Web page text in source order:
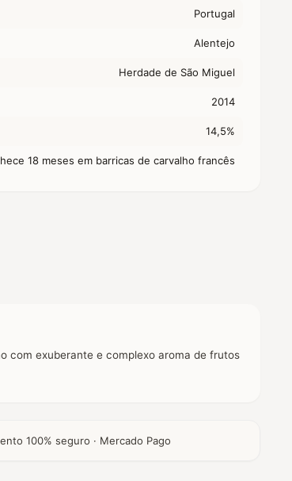
Portugal
Alentejo
Herdade de São Miguel
2014
14,5%
18 meses em barricas de carvalho francês
com exuberante e complexo aroma de frutos
100% seguro · Mercado Pago